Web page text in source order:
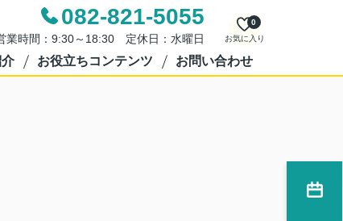
082-821-5055
業時間：9:30～18:30 定休日：水曜日 お気に入り
0
お役立ちコンテンツ お問い合わせ